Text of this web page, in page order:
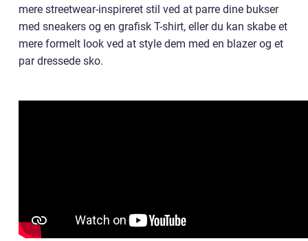
mere streetwear-inspireret stil ved at parre dine bukser
med sneakers og en grafisk T-shirt, eller du kan skabe et
mere formelt look ved at style dem med en blazer og et
par dressede sko.